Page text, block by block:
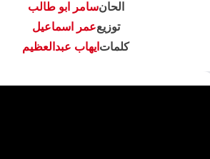
الحانسامر ابو طالب
توزيععمر اسماعيل
كلمات ايهاب عبدالعظيم